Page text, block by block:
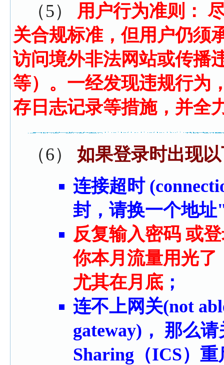
（5） 用户行为准则：
关合规标准，但用户仍须
访问境外非法网站或传播
等）。一经发现违规行为
存日志记录等措施，并全
（6） 如果登录时出现
连接超时
封，请换一个地
反复输入密码 或
你本月流量用光了
尤其在月底 ；
连不上网关(not
gateway)， 那么
Sharing（ICS）重